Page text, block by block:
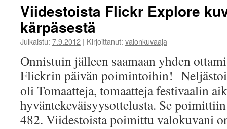
Viidestoista Flickr Explore
kärpäsestä
Julkaistu: 7.9.2012 | Kirjoittanut: valonkuvaaja
Onnistuin jälleen saamaan yhden
Flickrin päivän poimintoihin!
oli Tomaatteja, tomaatteja festivaalin
hyväntekeväisyysottelusta. Se
482. Viidestoista poimittu valokuvani